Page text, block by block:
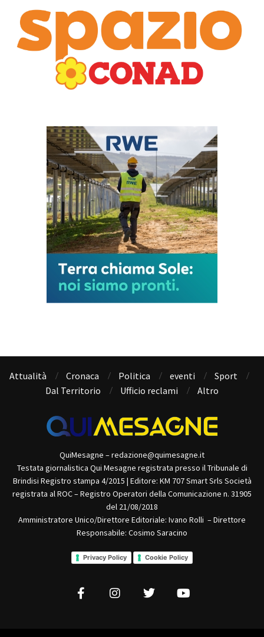
Attualità Cronaca Politica eventi
Sport
Dal Territorio
Ufficio reclami Altro
QuiMesagne – redazione@quimesagne.it
Testata giornalistica Qui Mesagne registrata presso il Tribunale di
Brindisi Registro stampa 4/2015 | Editore: KM 707 Smart Srls Società
registrata al ROC – Registro Operatori della Comunicazione n. 31905
del 21/08/2018
Amministratore Unico/Direttore Editoriale: Ivano Rolli – Direttore
Responsabile: Cosimo Saracino
Privacy Policy Cookie Policy